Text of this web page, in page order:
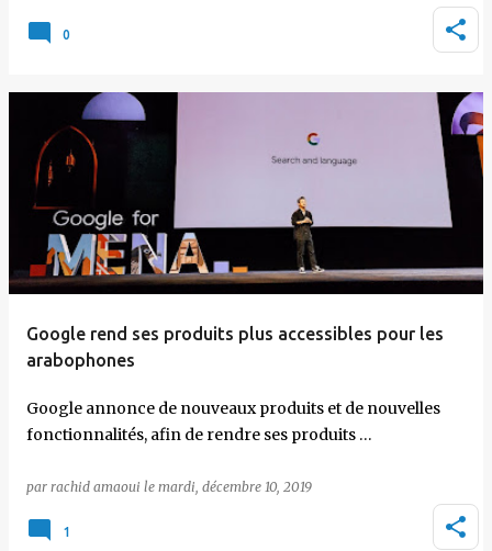
0
Google rend ses produits plus accessibles pour les
arabophones
Google annonce de nouveaux produits et de nouvelles
fonctionnalités, afin de rendre ses produits …
par rachid amaoui le mardi, décembre 10, 2019
1